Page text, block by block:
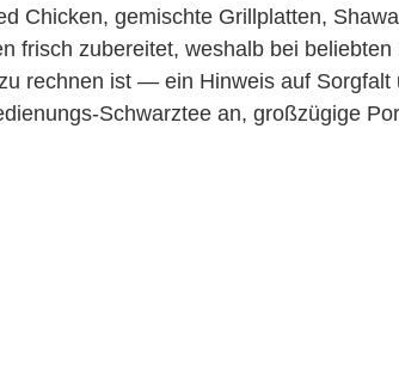
Chicken, gemischte Grillplatten,
frisch zubereitet, weshalb bei
rechnen ist — ein Hinweis auf Sorgfalt
Schwarztee an, großzügige